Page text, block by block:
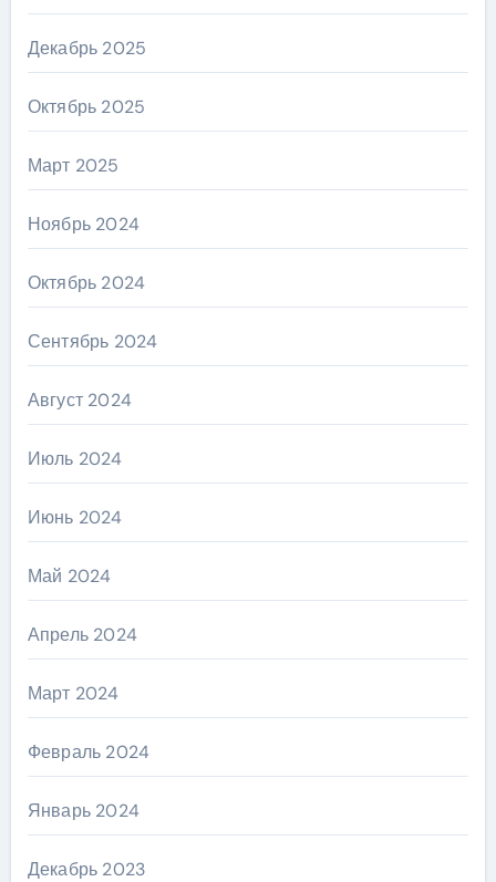
Декабрь 2025
Октябрь 2025
Март 2025
Ноябрь 2024
Октябрь 2024
Сентябрь 2024
Август 2024
Июль 2024
Июнь 2024
Май 2024
Апрель 2024
Март 2024
Февраль 2024
Январь 2024
Декабрь 2023